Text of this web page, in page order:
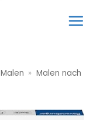
Malen » Malen nach